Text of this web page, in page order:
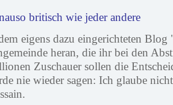
britisch wie jeder andere
eigens dazu eingerichteten
heran, die ihr bei den
Zuschauer sollen die
nie wieder sagen: Ich glaube